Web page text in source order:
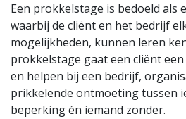
Een prokkelstage is bedoeld als
waarbij de cliënt en het bedrijf
mogelijkheden, kunnen leren
prokkelstage gaat een cliënt
en helpen bij een bedrijf,
prikkelende ontmoeting tussen
beperking én iemand zonder.